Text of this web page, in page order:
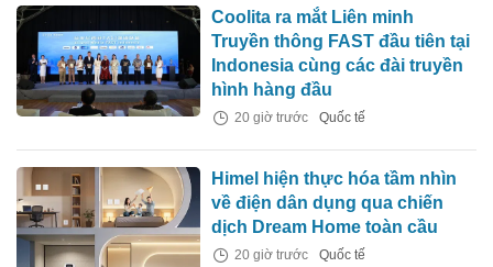
Coolita ra mắt Liên minh
Truyền thông FAST đầu tiên tại
Indonesia cùng các đài truyền
hình hàng đầu
20 giờ trước Quốc tế
Himel hiện thực hóa tầm nhìn
về điện dân dụng qua chiến
dịch Dream Home toàn cầu
20 giờ trước Quốc tế